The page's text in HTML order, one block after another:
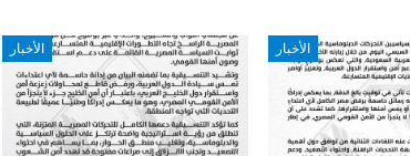
الأخبار الأخبار